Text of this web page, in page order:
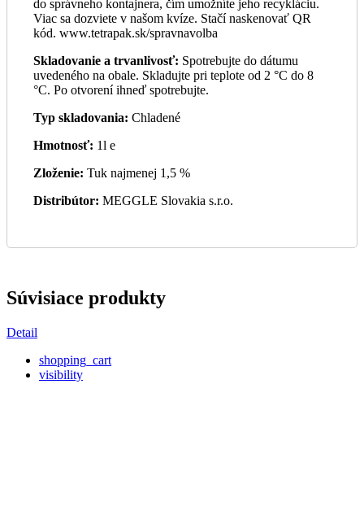
do správneho kontajnera, čím umožníte jeho recykláciu.
Viac sa dozviete v našom kvíze. Stačí naskenovať QR
kód. www.tetrapak.sk/spravnavolba
Skladovanie a trvanlivosť: Spotrebujte do dátumu
uvedeného na obale. Skladujte pri teplote od 2 °C do 8
°C. Po otvorení ihneď spotrebujte.
Typ skladovania: Chladené
Hmotnosť: 1l e
Zloženie: Tuk najmenej 1,5 %
Distribútor: MEGGLE Slovakia s.r.o.
Súvisiace produkty
Detail
shopping_cart
visibility